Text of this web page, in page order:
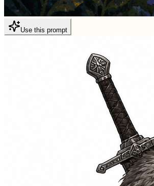
Use this prompt